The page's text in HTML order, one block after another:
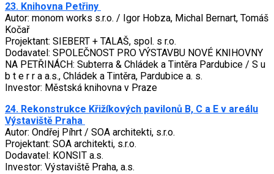
23. Knihovna Petřiny
Autor: monom works s.r.o. / Igor Hobza, Michal Bernart, Tomáš
Kočař
Projektant: SIEBERT + TALAŠ, spol. s r.o.
Dodavatel: SPOLEČNOST PRO VÝSTAVBU NOVÉ KNIHOVNY
NA PETŘINÁCH: Subterra & Chládek a Tintěra Pardubice / S u
b t e r r a a.s., Chládek a Tintěra, Pardubice a. s.
Investor: Městská knihovna v Praze
24. Rekonstrukce Křižíkových pavilonů B, C a E v areálu
Výstaviště Praha
Autor: Ondřej Píhrt / SOA architekti, s.r.o.
Projektant: SOA architekti, s.r.o.
Dodavatel: KONSIT a.s.
Investor: Výstaviště Praha, a.s.